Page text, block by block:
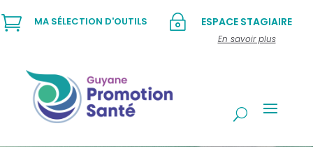
~ ESPACE STAGIAIRE
En savoir plus
 MA SÉLECTION D'OUTILS